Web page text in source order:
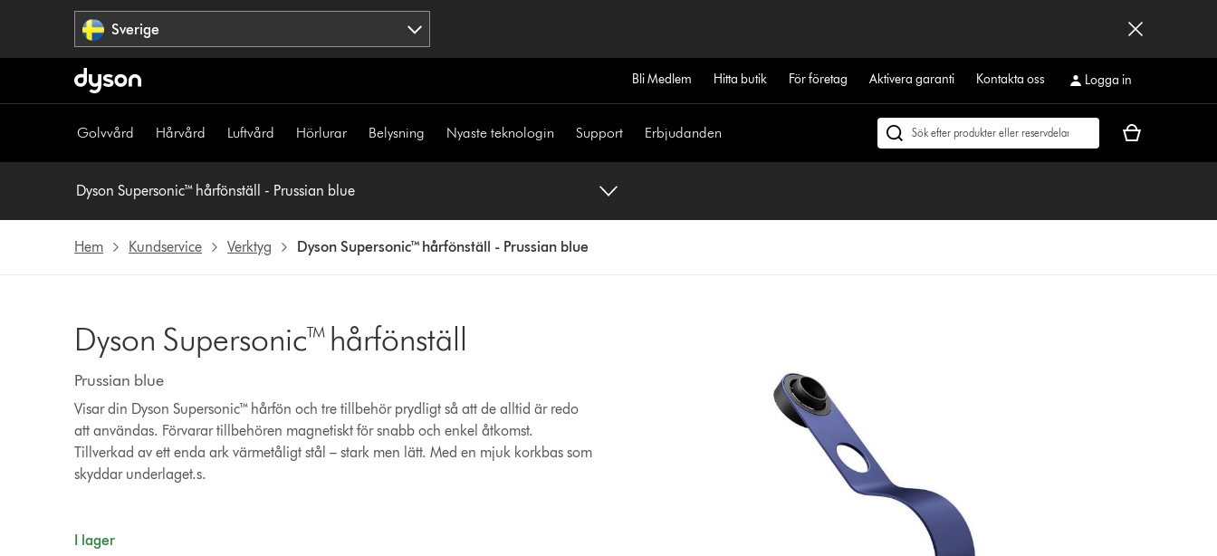
Sverige
Bli Medlem Hitta butik För företag Aktivera garanti Kontakta oss Logga in
Golvvård Hårvård Luftvård Hörlurar Belysning Nyaste teknologin Support Erbjudanden
Sök
Kundvagnen
Dyson Supersonic™ hårfönställ - Prussian blue
Hem Kundservice Verktyg Dyson Supersonic™ hårfönställ - Prussian blue
Dyson Supersonic™ hårfönställ
Prussian blue
Visar din Dyson Supersonic™ hårfön och tre tillbehör prydligt så att de alltid är redo
att användas. Förvarar tillbehören magnetiskt för snabb och enkel åtkomst.
Tillverkad av ett enda ark värmetåligt stål – stark men lätt. Med en mjuk korkbas som
skyddar underlaget.s.
I lager